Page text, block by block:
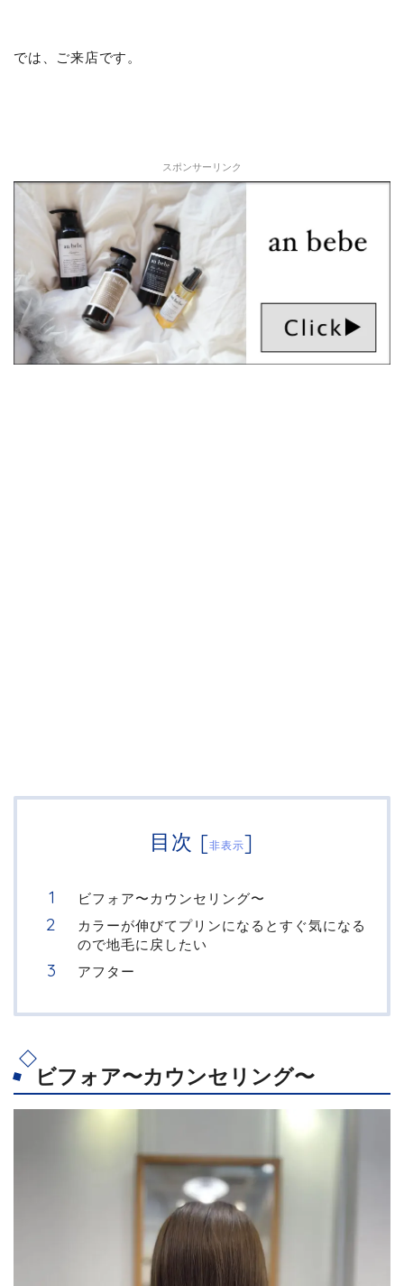
では、ご来店です。
スポンサーリンク
目次 [非表示]
ビフォア〜カウンセリング〜
カラーが伸びてプリンになるとすぐ気になる
ので地毛に戻したい
アフター
ビフォア〜カウンセリング〜